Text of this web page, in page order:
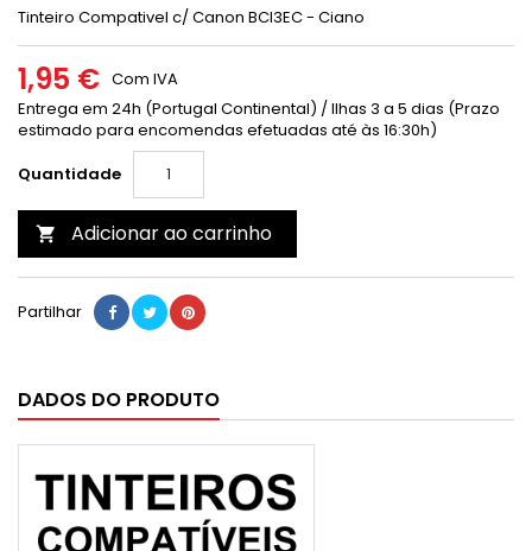
Tinteiro Compativel c/ Canon BCI3EC - Ciano
1,95 € Com IVA
Entrega em 24h (Portugal Continental) / Ilhas 3 a 5 dias (Prazo
estimado para encomendas efetuadas até às 16:30h)
Quantidade
 Adicionar ao carrinho
Partilhar
DADOS DO PRODUTO